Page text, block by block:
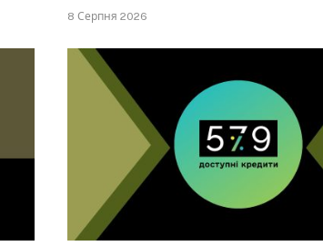
8 Серпня 2026